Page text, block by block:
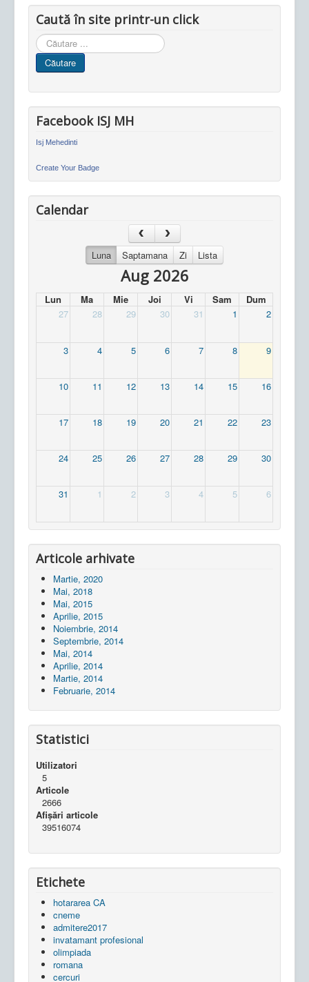
Caută în site printr-un click
Cauta
in
site
Căutare
Facebook ISJ MH
Isj Mehedinti
Create Your Badge
Calendar
Luna Saptamana Zi Lista
Aug 2026
Lun Ma Mie Joi Vi Sam
Dum
27
28 29 30 31 1 2
3 4 5 6 7 8 9
10 11 12 13 14 15 16
17 18 19 20 21 22 23
24 25 26 27 28 29 30
31 1 2 3 4 5 6
Articole arhivate
Martie, 2020
Mai, 2018
Mai, 2015
Aprilie, 2015
Noiembrie, 2014
Septembrie, 2014
Mai, 2014
Aprilie, 2014
Martie, 2014
Februarie, 2014
Statistici
Utilizatori
5
Articole
2666
Afișări articole
39516074
Etichete
hotararea CA
cneme
admitere2017
invatamant profesional
olimpiada
romana
cercuri